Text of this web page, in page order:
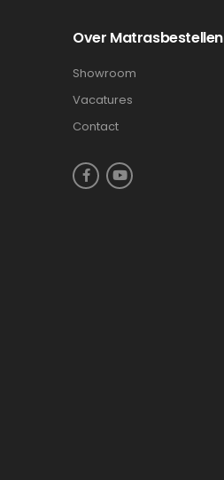
Over Matrasbestellen
Showroom
Vacatures
Contact